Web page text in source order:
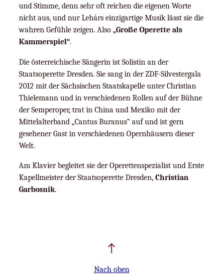
und Stimme, denn sehr oft reichen die eigenen Worte
nicht aus, und nur Lehárs einzigartige Musik lässt sie die
wahren Gefühle zeigen. Also „Große Operette als
Kammerspiel“.
Die österreichische Sängerin ist Solistin an der
Staatsoperette Dresden. Sie sang in der ZDF-Silvestergala
2012 mit der Sächsischen Staatskapelle unter Christian
Thielemann und in verschiedenen Rollen auf der Bühne
der Semperoper, trat in China und Mexiko mit der
Mittelalterband „Cantus Buranus“ auf und ist gern
gesehener Gast in verschiedenen Opernhäusern dieser
Welt.
Am Klavier begleitet sie der Operettenspezialist und Erste
Kapellmeister der Staatsoperette Dresden, Christian
Garbosnik.
Nach oben